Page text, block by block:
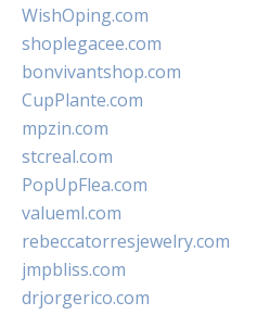
WishOping.com
shoplegacee.com
bonvivantshop.com
CupPlante.com
mpzin.com
stcreal.com
PopUpFlea.com
valueml.com
rebeccatorresjewelry.com
jmpbliss.com
drjorgerico.com